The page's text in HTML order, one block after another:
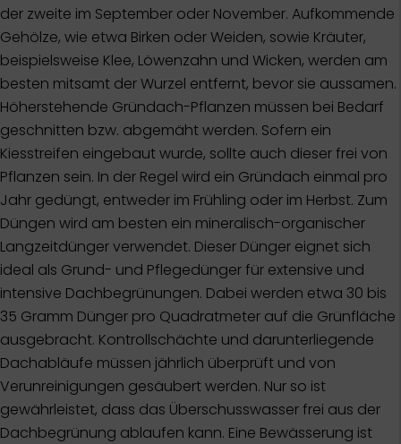
der zweite im September oder November. Aufkommende
Gehölze, wie etwa Birken oder Weiden, sowie Kräuter,
beispielsweise Klee, Löwenzahn und Wicken, werden am
besten mitsamt der Wurzel entfernt, bevor sie aussamen.
Höherstehende Gründach-Pflanzen müssen bei Bedarf
geschnitten bzw. abgemäht werden. Sofern ein
Kiesstreifen eingebaut wurde, sollte auch dieser frei von
Pflanzen sein. In der Regel wird ein Gründach einmal pro
Jahr gedüngt, entweder im Frühling oder im Herbst. Zum
Düngen wird am besten ein mineralisch-organischer
Langzeitdünger verwendet. Dieser Dünger eignet sich
ideal als Grund- und Pflegedünger für extensive und
intensive Dachbegrünungen. Dabei werden etwa 30 bis
35 Gramm Dünger pro Quadratmeter auf die Grünfläche
ausgebracht. Kontrollschächte und darunterliegende
Dachabläufe müssen jährlich überprüft und von
Verunreinigungen gesäubert werden. Nur so ist
gewährleistet, dass das Überschusswasser frei aus der
Dachbegrünung ablaufen kann. Eine Bewässerung ist